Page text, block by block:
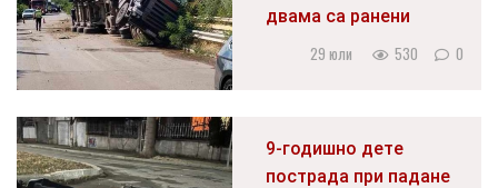
двама са ранени
29 юли 530 0
9-годишно дете
пострада при падане